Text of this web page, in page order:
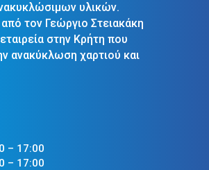
υλικών.
τον Γεώργιο Στειακάκη
στην Κρήτη που
ανακύκλωση χαρτιού και
– 17:00
– 17:00